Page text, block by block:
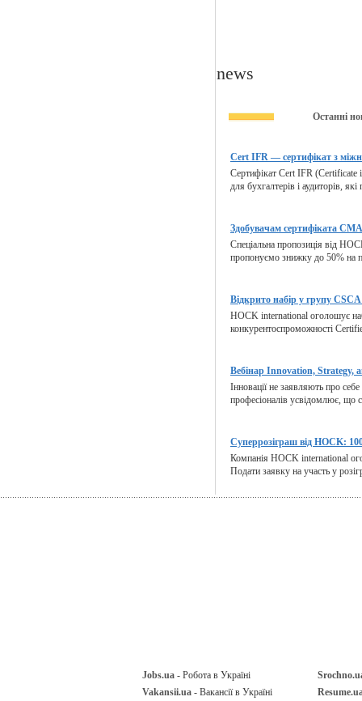
news
Останні
Cert IFR — сертифікат з
Сертифікат Cert IFR
для бухгалтерів і аудиторів,
Здобувачам сертифіката
Спеціальна пропозиція від
пропонуємо знижку до 50% на
Відкрито набір у групу
HOCK international оголошує
конкурентоспроможності
Вебінар Innovation, Strategy,
Інновації не заявляють про
професіоналів усвідомлює, що
Суперрозіграш від HOCK:
Компанія HOCK international
Подати заявку на участь у
Jobs.ua - Робота в Україні
Vakansii.ua - Вакансії в Україні